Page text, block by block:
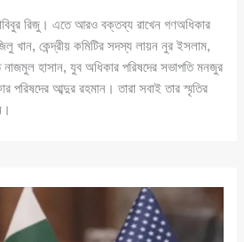
রিজু। এতে আরও বক্তব্য রাখেন গণঅধিকার
খান, কেন্দ্রীয় কমিটির সদস্য লায়ন নুর ইসলাম,
নাজমুল হাসান, যুব অধিকার পরিষদের সভাপতি মনজুর
পরিষদের আব্দুর রহমান। তারা সবাই তার স্মৃতির